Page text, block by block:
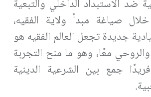
ضد الاستبداد الداخلي والتبعية
صياغة مبدأ ولاية الفقيه،
جديدة تجعل العالم الفقيه هو
معًا، وهو ما منح التجربة
فريدًا جمع بين الشرعية الدينية
.